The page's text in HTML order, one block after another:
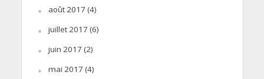
août 2017 (4)
juillet 2017 (6)
juin 2017 (2)
mai 2017 (4)